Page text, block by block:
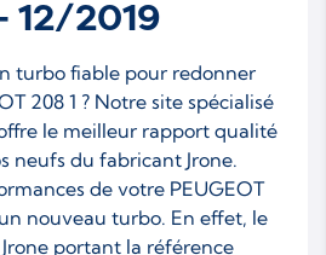
12/2019
turbo fiable pour redonner
208 1 ? Notre site spécialisé
le meilleur rapport qualité
neufs du fabricant Jrone.
de votre PEUGEOT
nouveau turbo. En effet, le
portant la référence